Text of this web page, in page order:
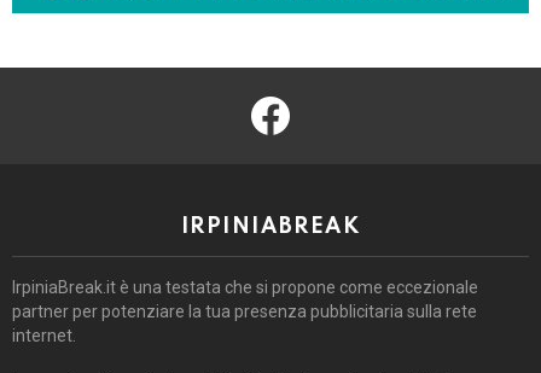
facebook
IRPINIABREAK
IrpiniaBreak.it è una testata che si propone come eccezionale
partner per potenziare la tua presenza pubblicitaria sulla rete
internet.